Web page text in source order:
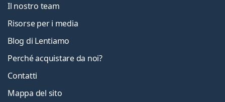
Il nostro team
Risorse per i media
Blog di Lentiamo
Perché acquistare da noi?
Contatti
Mappa del sito